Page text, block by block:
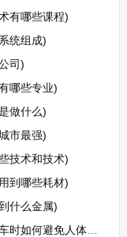
有哪些课程)
统组成)
司)
哪些专业)
做什么)
市最强)
技术和技术)
到哪些耗材)
什么金属)
免人体受到电击呢)